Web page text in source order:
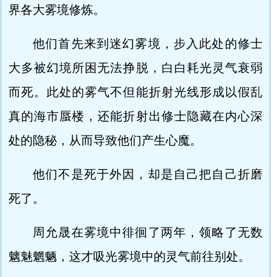
界各大雾境修炼。
他们首先来到迷幻雾境，步入此处的修士
大多被幻境所困无法挣脱，白白耗光灵气衰弱
而死。此处的雾气不但能折射光线形成以假乱
真的海市蜃楼，还能折射出修士隐藏在内心深
处的隐秘，从而导致他们产生心魔。
他们不是死于外因，却是自己把自己折磨
死了。
周允晟在雾境中徘徊了两年，领略了无数
魑魅魍魉，这才吸光雾境中的灵气前往别处。